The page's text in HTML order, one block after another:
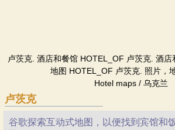
卢茨克. 酒店和餐馆 HOTEL_OF 卢茨克. 酒
地图 HOTEL_OF 卢茨克. 照片，
Hotel maps / 乌克兰
卢茨克
谷歌探索互动式地图，以便找到宾馆和